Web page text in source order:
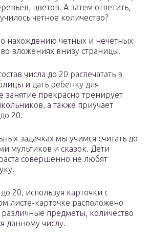
цветов. А затем ответить,
четное количество?
нахождению четных и нечетных
вложениях внизу страницы.
числа до 20 распечатать в
и дать ребенку для
занятие прекрасно тренирует
а также приучает
20.
задачках мы учимся считать до
мультиков и сказок. Дети
совершенно не любят
20, используя карточки с
листе-карточке расположено
различные предметы, количество
данному числу.